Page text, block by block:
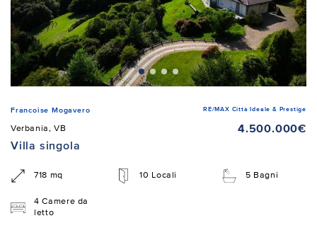
Francoise Mogavero RE/MAX Città Ideale & Prestige
Verbania, VB
4.500.000€
Villa singola
718 mq 10 Locali 5 Bagni
4 Camere da
letto